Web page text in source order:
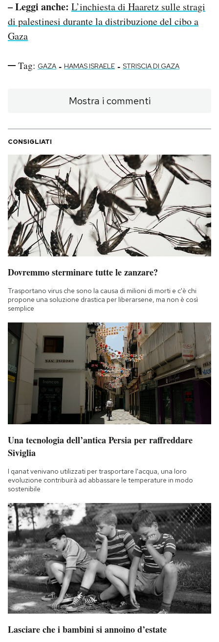
– Leggi anche: L’inchiesta di Haaretz sulle stragi
di palestinesi durante la distribuzione del cibo a
Gaza
Tag: GAZA - HAMAS ISRAELE - STRISCIA DI GAZA
Mostra i commenti
CONSIGLIATI
Dovremmo sterminare tutte le zanzare?
Trasportano virus che sono la causa di milioni di morti e c'è chi
propone una soluzione drastica per liberarsene, ma non è così
semplice
Una tecnologia dell’antica Persia per raffreddare
Siviglia
I qanat venivano utilizzati per trasportare l'acqua, una loro
evoluzione contribuirà ad abbassare le temperature in modo
sostenibile
Lasciare che i bambini si annoino d’estate